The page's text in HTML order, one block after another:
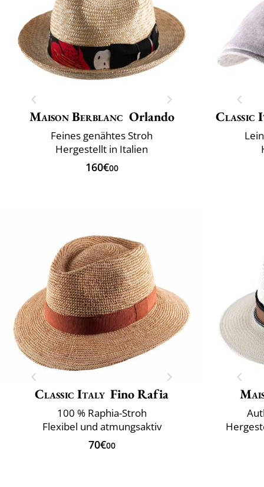
Maison Berblanc Orlando
Feines genähtes Stroh
Hergestellt in Italien
160€00
Classic
Classic Italy Fino Rafia
100 % Raphia-Stroh
Flexibel und atmungsaktiv
70€00